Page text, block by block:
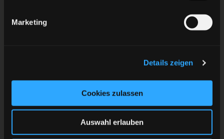
Marketing
Details zeigen
Cookies zulassen
Auswahl erlauben